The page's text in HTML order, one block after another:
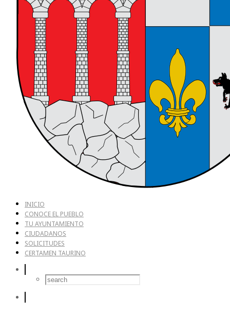
INICIO
CONOCE EL PUEBLO
TU AYUNTAMIENTO
CIUDADANOS
SOLICITUDES
CERTAMEN TAURINO